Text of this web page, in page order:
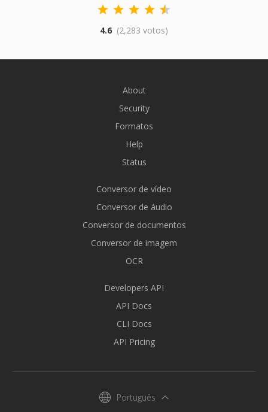
4.6 (2,283 votos)
About
Security
Formatos
Help
Status
Conversor de vídeo
Conversor de áudio
Conversor de documentos
Conversor de imagem
OCR
Developers API
API Docs
CLI Docs
API Pricing
Português